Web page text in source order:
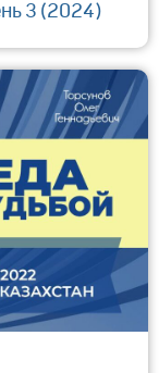
3 (2024)